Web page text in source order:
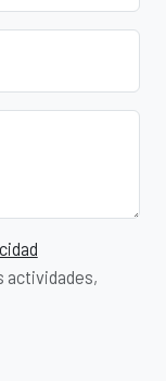
actividades,